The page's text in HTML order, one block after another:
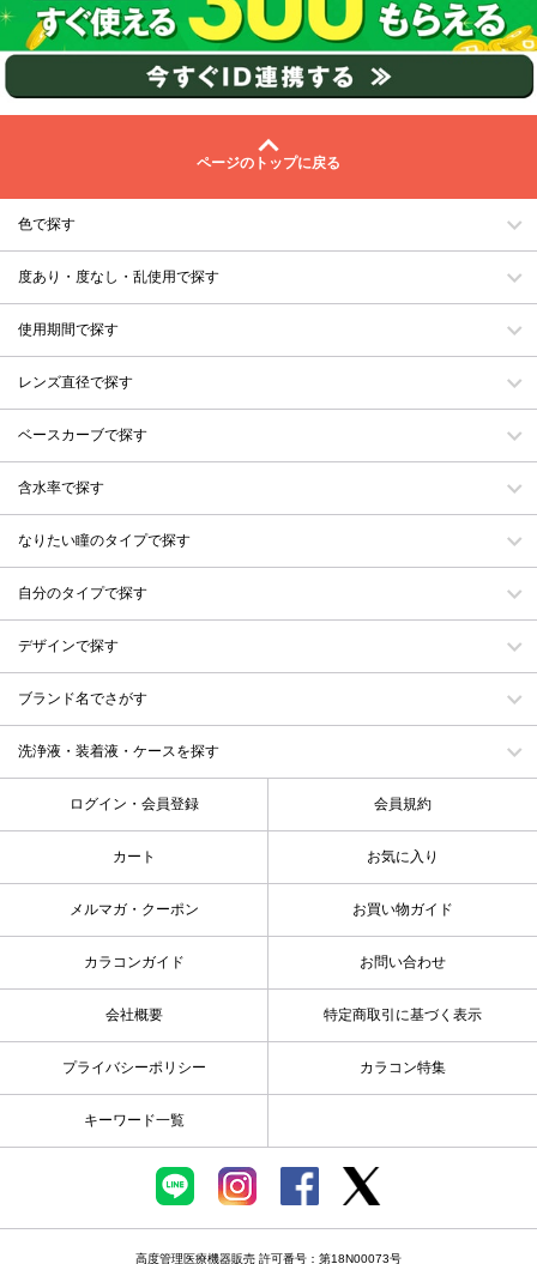
ページのトップに戻る
色で探す
度あり・度なし・乱使用で探す
使用期間で探す
レンズ直径で探す
ベースカーブで探す
含水率で探す
なりたい瞳のタイプで探す
自分のタイプで探す
デザインで探す
ブランド名でさがす
洗浄液・装着液・ケースを探す
ログイン・会員登録 会員規約
カート お気に入り
メルマガ・クーポン お買い物ガイド
カラコンガイド お問い合わせ
会社概要 特定商取引に基づく表示
プライバシーポリシー カラコン特集
キーワード一覧
高度管理医療機器販売 許可番号：第18N00073号